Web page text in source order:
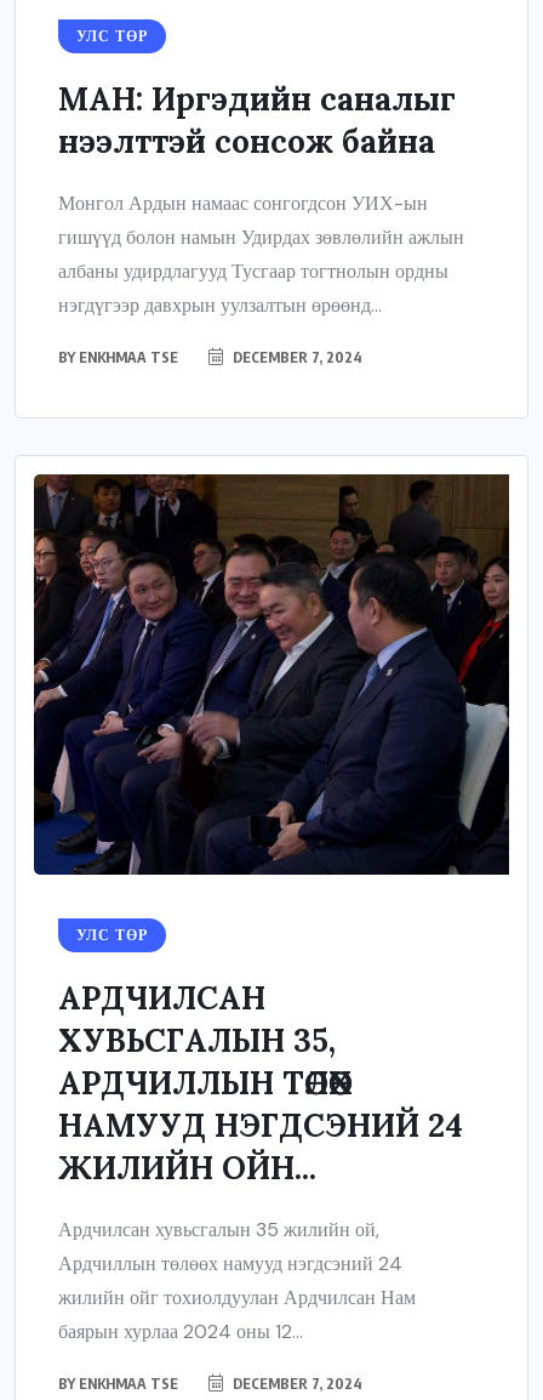
УЛС ТӨР
МАН: Иргэдийн саналыг
нээлттэй сонсож байна
Монгол Ардын намаас сонгогдсон УИХ-ын
гишүүд болон намын Удирдах зөвлөлийн ажлын
албаны удирдлагууд Тусгаар тогтнолын ордны
нэгдүгээр давхрын уулзалтын өрөөнд...
BY ENKHMAA TSE DECEMBER 7, 2024
УЛС ТӨР
АРДЧИЛСАН
ХУВЬСГАЛЫН 35,
АРДЧИЛЛЫН ТӨЛӨӨХ
НАМУУД НЭГДСЭНИЙ 24
ЖИЛИЙН ОЙН...
Ардчилсан хувьсгалын 35 жилийн ой,
Ардчиллын төлөөх намууд нэгдсэний 24
жилийн ойг тохиолдуулан Ардчилсан Нам
баярын хурлаа 2024 оны 12...
BY ENKHMAA TSE DECEMBER 7, 2024